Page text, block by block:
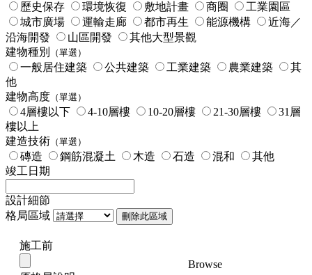
歷史保存
環境恢復 敷地計畫 商圈
工業園區
城市廣場
運輸走廊 都市再生 能源機構
近海／
沿海開發
山區開發
其他大型景觀
建物種別
（單選）
一般居住建築 公共建築 工業建築 農業建築
其
他
建物高度 （單選）
4層樓以下 4-10層樓 10-20層樓 21-30層樓
31層
樓以上
建造技術 （單選）
磚造 鋼筋混凝土 木造 石造 混和
其他
竣工日期
設計細節
格局區域
刪除此區域
施工前
Browse